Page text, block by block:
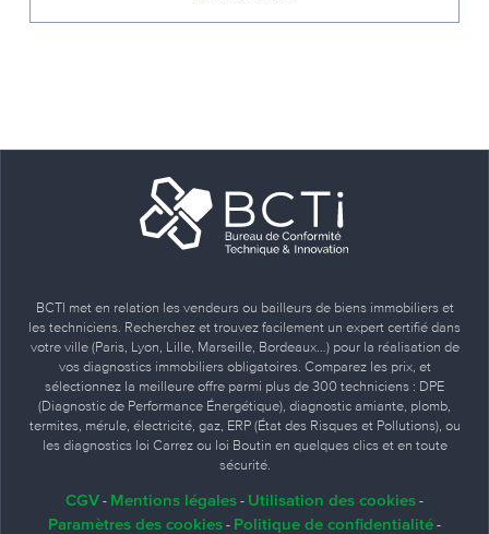
BCTI met en relation les vendeurs ou bailleurs de biens immobiliers et
les techniciens. Recherchez et trouvez facilement un expert certifié dans
votre ville (Paris, Lyon, Lille, Marseille, Bordeaux…) pour la réalisation de
vos diagnostics immobiliers obligatoires. Comparez les prix, et
sélectionnez la meilleure offre parmi plus de 300 techniciens : DPE
(Diagnostic de Performance Énergétique), diagnostic amiante, plomb,
termites, mérule, électricité, gaz, ERP (État des Risques et Pollutions), ou
les diagnostics loi Carrez ou loi Boutin en quelques clics et en toute
sécurité.
CGV - Mentions légales - Utilisation des cookies -
Paramètres des cookies - Politique de confidentialité -